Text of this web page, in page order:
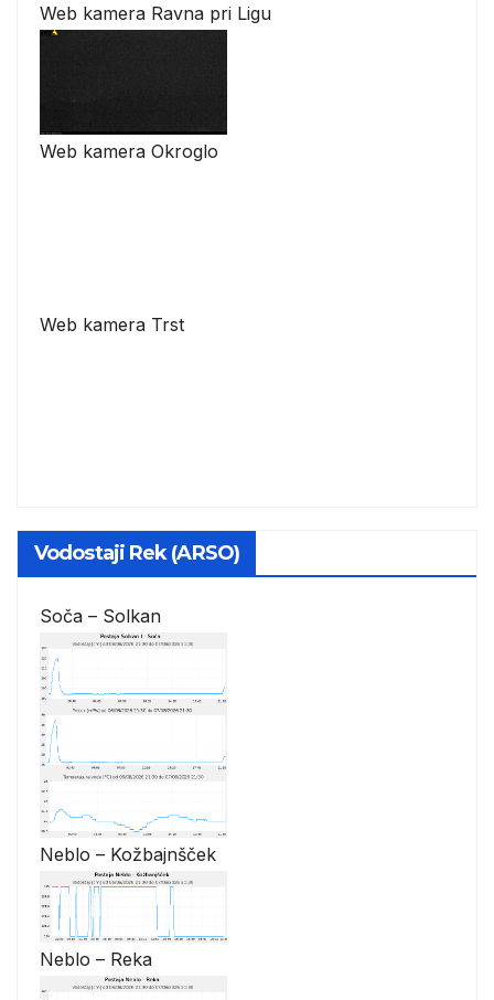
Web kamera Ravna pri Ligu
Web kamera Okroglo
Web kamera Trst
Vodostaji Rek (ARSO)
Soča – Solkan
Neblo – Kožbajnšček
Neblo – Reka